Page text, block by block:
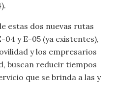
estas dos nuevas rutas
04 y E-05 (ya existentes),
y los empresarios
buscan reducir tiempos
que se brinda a las y